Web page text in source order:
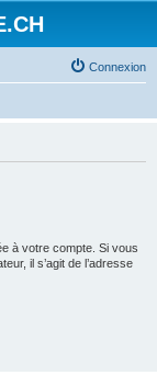
Connexion
à votre compte. Si vous
il s’agit de l’adresse